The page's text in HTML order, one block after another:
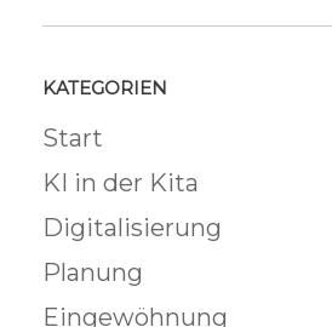
KATEGORIEN
Start
KI in der Kita
Digitalisierung
Planung
Eingewöhnung